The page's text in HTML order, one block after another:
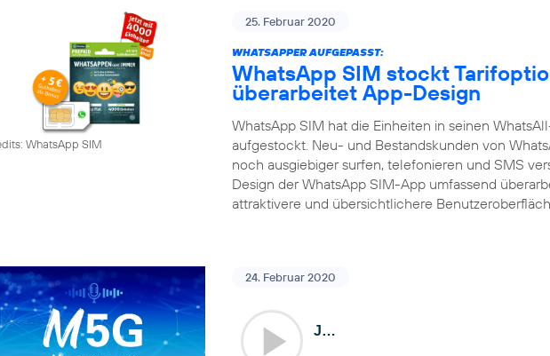
WhatsApp SIM
25. Februar 2020
WHATSAPPER AUFGEPASST:
WhatsApp SIM stockt
überarbeitet App-Design
WhatsApp SIM hat die Einheiten in seinen
aufgestockt. Neu- und Bestandskunden von
noch ausgiebiger surfen, telefonieren und SMS
Design der WhatsApp SIM-App umfassend
attraktivere und übersichtlichere
24. Februar 2020